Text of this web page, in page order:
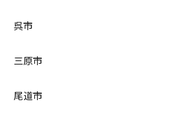
呉市
三原市
尾道市